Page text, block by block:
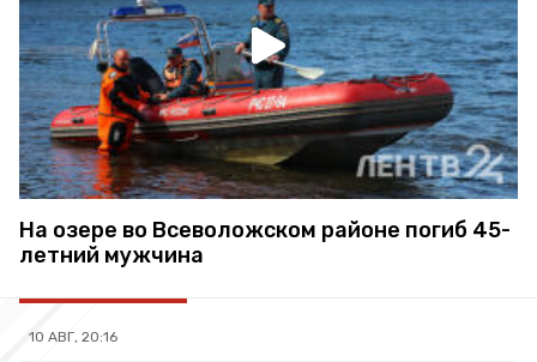
На озере во Всеволожском районе погиб 45-
летний мужчина
10 АВГ, 20:16